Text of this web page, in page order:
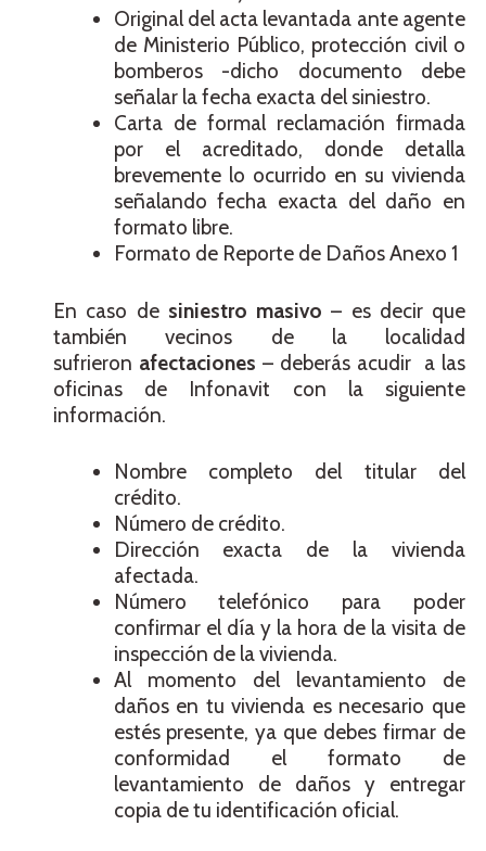
Original del acta levantada ante agente
de Ministerio Público, protección civil o
bomberos -dicho documento debe
señalar la fecha exacta del siniestro.
Carta de formal reclamación firmada
por el acreditado, donde detalla
brevemente lo ocurrido en su vivienda
señalando fecha exacta del daño en
formato libre.
Formato de Reporte de Daños Anexo 1
En caso de siniestro masivo – es decir que
también vecinos de la localidad
sufrieron afectaciones – deberás acudir a las
oficinas de Infonavit con la siguiente
información.
Nombre completo del titular del
crédito.
Número de crédito.
Dirección exacta de la vivienda
afectada.
Número telefónico para poder
confirmar el día y la hora de la visita de
inspección de la vivienda.
Al momento del levantamiento de
daños en tu vivienda es necesario que
estés presente, ya que debes firmar de
conformidad el formato de
levantamiento de daños y entregar
copia de tu identificación oficial.